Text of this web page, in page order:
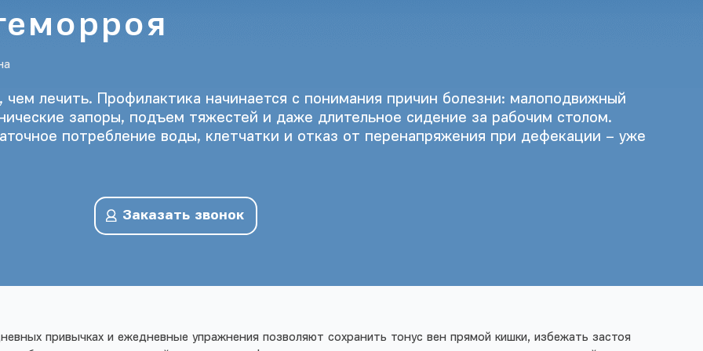
лечить. Профилактика начинается с понимания причин болезни: малоподвижный
запоры, подъем тяжестей и даже длительное сидение за рабочим столом.
потребление воды, клетчатки и отказ от перенапряжения при дефекации – уже
Заказать звонок
привычках и ежедневные упражнения позволяют сохранить тонус вен прямой кишки, избежать застоя